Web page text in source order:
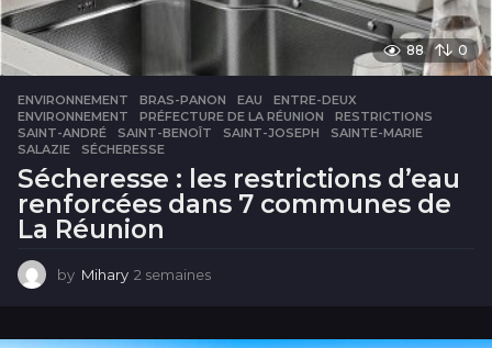
88 0
ENVIRONNEMENT BRAS-PANON ,EAU ,ENTRE-DEUX
ENVIRONNEMENT
,PRÉFECTURE DE LA RÉUNION ,RESTRICTIONS
SAINT-ANDRÉ
,SAINT-BENOÎT ,SAINT-JOSEPH ,SAINTE-MARIE
SALAZIE
,SÉCHERESSE
Sécheresse : les restrictions d’eau
renforcées dans 7 communes de
La Réunion
by Mihary 2 semaines
m